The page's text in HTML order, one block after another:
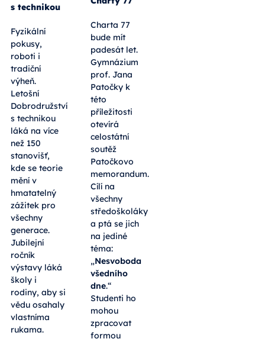
s technikou
Fyzikální
pokusy,
roboti i
tradiční
výheň.
Letošní
Dobrodružství
s technikou
láká na více
než 150
stanovišť,
kde se teorie
mění v
hmatatelný
zážitek pro
všechny
generace.
Jubilejní
ročník
výstavy láká
školy i
rodiny, aby si
vědu osahaly
vlastníma
rukama.
Charta 77
bude mít
padesát let.
Gymnázium
prof. Jana
Patočky k
této
příležitosti
otevírá
celostátní
soutěž
Patočkovo
memorandum.
Cílí na
všechny
středoškoláky
a ptá se jich
na jediné
téma:
„Nesvoboda
všedního
dne.“
Studenti ho
mohou
zpracovat
formou